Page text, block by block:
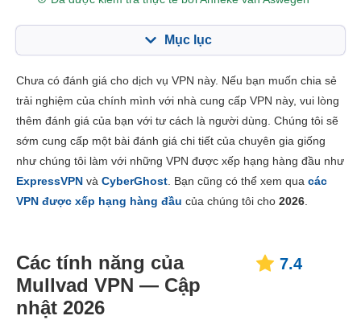
Mục lục
Tính năng chính 7.4
Cài đặt & Ứng dụng 7.2
Độ tin cậy và Hỗ trợ 5.8
Chưa có đánh giá cho dịch vụ VPN này. Nếu bạn muốn chia sẻ
trải nghiệm của chính mình với nhà cung cấp VPN này, vui lòng
thêm đánh giá của bạn với tư cách là người dùng. Chúng tôi sẽ
sớm cung cấp một bài đánh giá chi tiết của chuyên gia giống
như chúng tôi làm với những VPN được xếp hạng hàng đầu như
ExpressVPN và CyberGhost. Bạn cũng có thể xem qua các
VPN được xếp hạng hàng đầu của chúng tôi cho 2026.
Các tính năng của
Mullvad VPN — Cập
nhật 2026
7.4